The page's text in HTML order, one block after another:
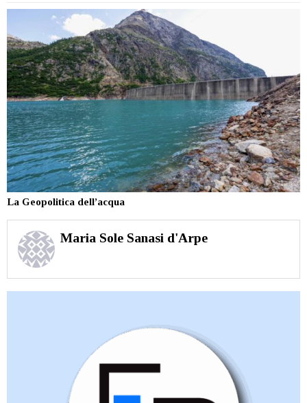
La Geopolitica dell’acqua
Maria Sole Sanasi d'Arpe